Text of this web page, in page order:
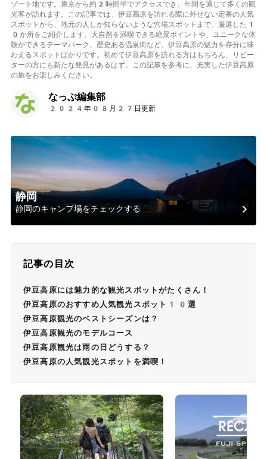
ゾート地です。東京から約2時間半でアクセスでき、年間を通じて多くの観
光客が訪れます。この記事では、伊豆高原を訪れる際に外せない定番の人気
スポットから、地元の人しか知らないような穴場スポットまで、厳選した1
0か所をご紹介します。大自然を満喫できる絶景ポイントや、ユニークな体
験ができるテーマパーク、歴史ある温泉街など、伊豆高原の魅力を存分に味
わえるスポットばかりです。初めて伊豆高原を訪れる方はもちろん、リピー
ターの方にも新たな発見があるはず。この記事を参考に、充実した伊豆高原
の旅をお楽しみください。
なっぷ編集部
2024年08月27日更新
静岡
静岡のキャンプ場をチェックする
記事の目次
伊豆高原には魅力的な観光スポットがたくさん！
伊豆高原のおすすめ人気観光スポット10選
伊豆高原観光のベストシーズンは？
伊豆高原観光のモデルコース
伊豆高原観光は雨の日どうする？
伊豆高原の人気観光スポットを満喫！